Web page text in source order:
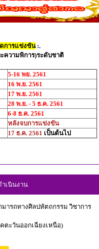
การแข่งขัน:.
ความพิการ)ระดับชาติ
5-16 พย. 2561
16 พ.ย. 2561
17 พ.ย. 2561
28 พ.ย. - 5 ธ.ค. 2561
6-8 ธ.ค. 2561
หลังจบการแข่งขัน
17 ธ.ค. 2561 เป็นต้นไป
เนินงาน
ารถทางศิลปหัตถกรรม วิชาการ
ตะวันออกเฉียงเหนือ)